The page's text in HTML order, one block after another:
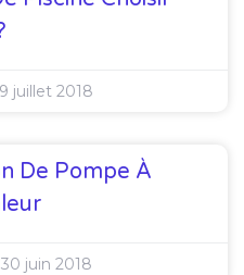
9 juillet 2018
De Pompe À
30 juin 2018